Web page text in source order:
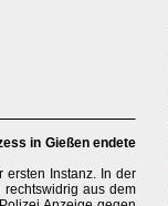
in Gießen endete
ersten Instanz. In der
aus dem